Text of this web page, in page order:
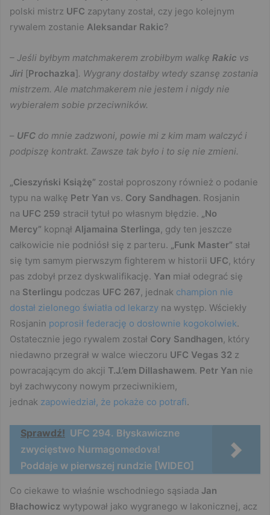
polski mistrz UFC zapytany został, czy jego kolejnym
rywalem zostanie Aleksandar Rakic?
– Jeśli byłbym matchmakerem zrobiłbym walkę Rakic vs
Jiri [Prochazka]. Wygrany dostałby wtedy szansę zostania
mistrzem. Ale matchmakerem nie jestem i nigdy nie
wybierałem sobie przeciwników.
– UFC do mnie zadzwoni, powie mi z kim mam walczyć i
podpiszę kontrakt. Zawsze tak było i to się nie zmieni.
„Cieszyński Książę” został poproszony również o podanie
typu na walkę Petr Yan vs. Cory Sandhagen. Rosjanin
na UFC 259 stracił tytuł po własnym błędzie.
„No
Mercy” kopnął Aljamaina Sterlinga, gdy ten jeszcze
całkowicie nie podniósł się z parteru.
„Funk Master” stał
się tym samym pierwszym fighterem w historii UFC, który
pas zdobył przez dyskwalifikację. Yan miał odegrać się
na Sterlingu podczas UFC 267, jednak champion nie
dostał zielonego światła od lekarzy na występ. Wściekły
Rosjanin poprosił federację o dosłownie kogokolwiek.
Ostatecznie jego rywalem został Cory Sandhagen, który
niedawno przegrał w walce wieczoru UFC Vegas 32 z
powracającym do akcji T.J.’em Dillashawem. Petr Yan nie
był zachwycony nowym przeciwnikiem,
jednak zapowiedział, że pokaże co potrafi.
Sprawdź! UFC 294. Błyskawiczne
zwycięstwo Nurmagomedova!
Poddaje w pierwszej rundzie [WIDEO]
Co ciekawe to właśnie wschodniego sąsiada Jan
Błachowicz wytypował jako wygranego w lakonicznej, acz